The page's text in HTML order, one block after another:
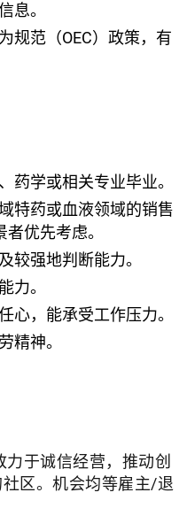
息。
规范（OEC）政策，有
药学或相关专业毕业。
特药或血液领域的销售
优先考虑。
较强地判断能力。
力。
心，能承受工作压力。
精神。
于诚信经营，推动创
区。机会均等雇主/退